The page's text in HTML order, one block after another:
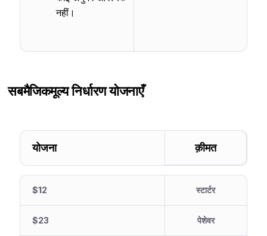
नहीं।
सबमैजिकमूल्य निर्धारण योजनाएँ
योजना क़ीमत
$12 स्टार्टर
$23 पेशेवर